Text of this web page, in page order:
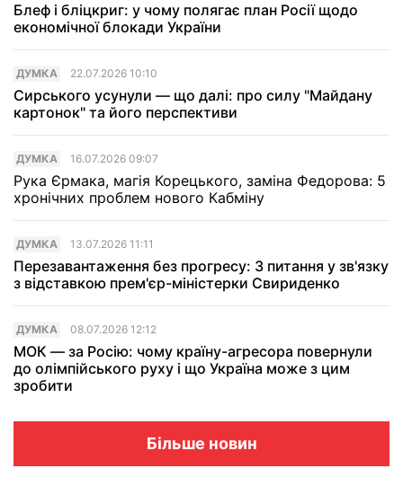
Блеф і бліцкриг: у чому полягає план Росії щодо
економічної блокади України
ДУМКА 22.07.2026 10:10
Сирського усунули — що далі: про силу "Майдану
картонок" та його перспективи
ДУМКА 16.07.2026 09:07
Рука Єрмака, магія Корецького, заміна Федорова: 5
хронічних проблем нового Кабміну
ДУМКА 13.07.2026 11:11
Перезавантаження без прогресу: 3 питання у зв'язку
з відставкою прем'єр-міністерки Свириденко
ДУМКА 08.07.2026 12:12
МОК — за Росію: чому країну-агресора повернули
до олімпійського руху і що Україна може з цим
зробити
Більше новин